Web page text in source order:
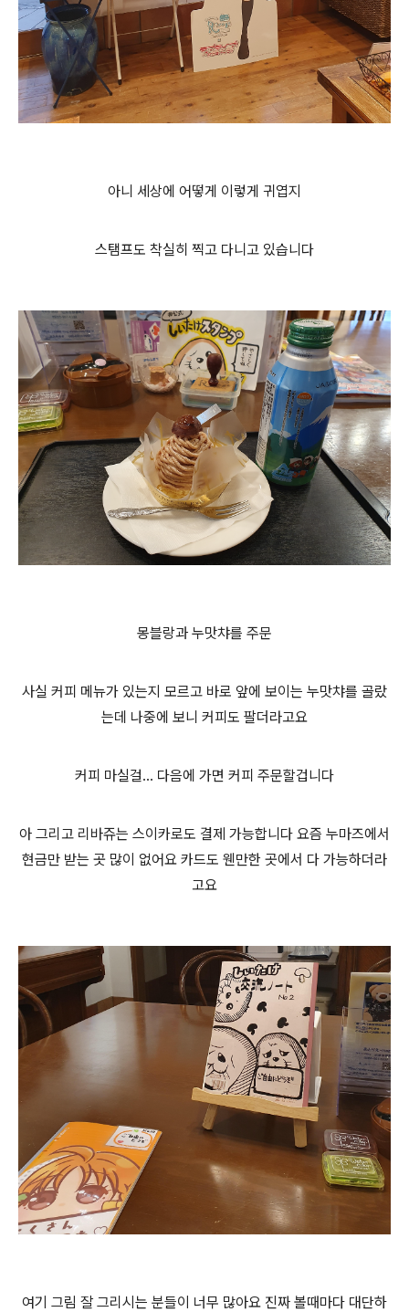
아니 세상에 어떻게 이렇게 귀엽지
스탬프도 착실히 찍고 다니고 있습니다
몽블랑과 누맛챠를 주문
사실 커피 메뉴가 있는지 모르고 바로 앞에 보이는 누맛챠를 골랐
는데 나중에 보니 커피도 팔더라고요
커피 마실걸... 다음에 가면 커피 주문할겁니다
아 그리고 리바쥬는 스이카로도 결제 가능합니다 요즘 누마즈에서
현금만 받는 곳 많이 없어요 카드도 웬만한 곳에서 다 가능하더라
고요
여기 그림 잘 그리시는 분들이 너무 많아요 진짜 볼때마다 대단하